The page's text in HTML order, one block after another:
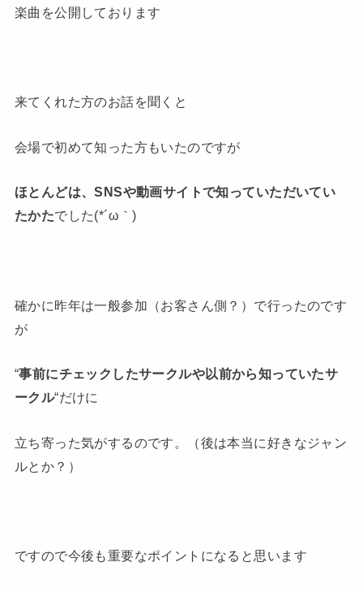
楽曲を公開しております
来てくれた方のお話を聞くと
会場で初めて知った方もいたのですが
ほとんどは、SNSや動画サイトで知っていただいてい
たかたでした(*´ω｀)
確かに昨年は一般参加（お客さん側？）で行ったのです
が
“事前にチェックしたサークルや以前から知っていたサ
ークル“だけに
立ち寄った気がするのです。（後は本当に好きなジャン
ルとか？）
ですので今後も重要なポイントになると思います